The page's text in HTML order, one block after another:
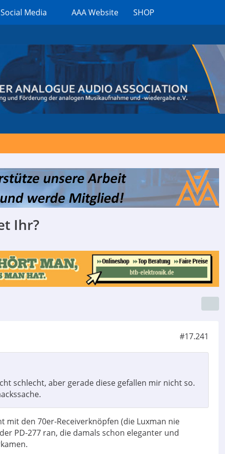
Social Media AAA Website SHOP
Ihr?
#17.241
schlecht, aber gerade diese gefallen mir nicht so.
mit den 70er-Receiverknöpfen (die Luxman nie
PD-277 ran, die damals schon eleganter und